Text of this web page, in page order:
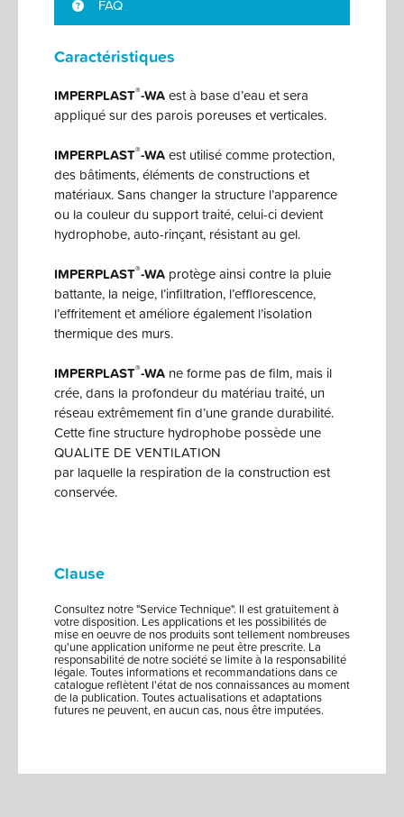
Caractéristiques
IMPERPLAST®-WAest à base d’eau et sera
appliqué sur des parois poreuses et verticales.
IMPERPLAST®-WAest utilisé comme protection,
des bâtiments, éléments de constructions et
matériaux. Sans changer la structure l’apparence
ou la couleur du support traité, celui-ci devient
hydrophobe, auto-rinçant, résistant au gel.
IMPERPLAST®-WA protège ainsi contre la pluie
battante, la neige, l’infiltration, l’efflorescence,
l’effritement et améliore également l’isolation
thermique des murs.
IMPERPLAST®-WA ne forme pas de film, mais il
crée, dans la profondeur du matériau traité, un
réseau extrêmement fin d’une grande durabilité.
Cette fine structure hydrophobe possède une
QUALITE DE VENTILATION
par laquelle la respiration de la construction est
conservée.
FAQ
Clause
Consultez notre "Service Technique". Il est gratuitement à
votre disposition. Les applications et les possibilités de
mise en oeuvre de nos produits sont tellement nombreuses
qu'une application uniforme ne peut être prescrite. La
responsabilité de notre société se limite à la responsabilité
légale. Toutes informations et recommandations dans ce
catalogue reflètent l'état de nos connaissances au moment
de la publication. Toutes actualisations et adaptations
futures ne peuvent, en aucun cas, nous être imputées.